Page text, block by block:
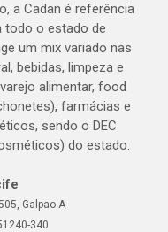
a Cadan é referência
todo o estado de
um mix variado nas
bebidas, limpeza e
alimentar, food
farmácias e
sendo o DEC
do estado.
Galpao A
340